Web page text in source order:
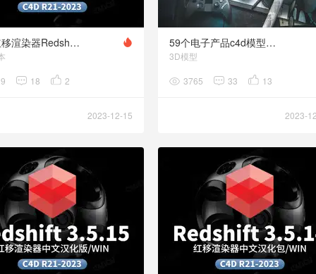
C4D红移渲染器Redshift 3.5.17中文汉化包
18 2
2023-12-15
59个电子产品c4d模型合集Evermotion - Archmodels vol. 261
3D模型
3765 33 13
2023-